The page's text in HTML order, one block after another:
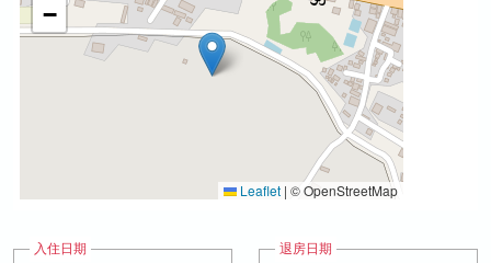
−
Leaflet | © OpenStreetMap
入住日期 退房日期